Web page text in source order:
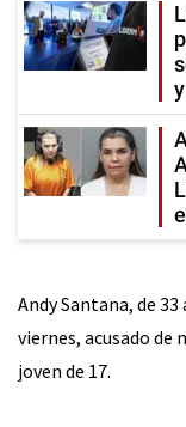
Andy Santana, de
viernes, acusado de
joven de 17.